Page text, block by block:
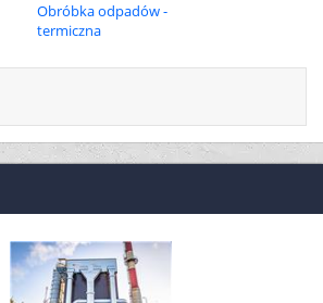
Obróbka odpadów -
termiczna